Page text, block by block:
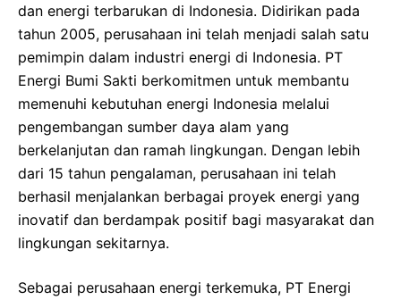
dan energi terbarukan di Indonesia. Didirikan pada
tahun 2005, perusahaan ini telah menjadi salah satu
pemimpin dalam industri energi di Indonesia. PT
Energi Bumi Sakti berkomitmen untuk membantu
memenuhi kebutuhan energi Indonesia melalui
pengembangan sumber daya alam yang
berkelanjutan dan ramah lingkungan. Dengan lebih
dari 15 tahun pengalaman, perusahaan ini telah
berhasil menjalankan berbagai proyek energi yang
inovatif dan berdampak positif bagi masyarakat dan
lingkungan sekitarnya.
Sebagai perusahaan energi terkemuka, PT Energi